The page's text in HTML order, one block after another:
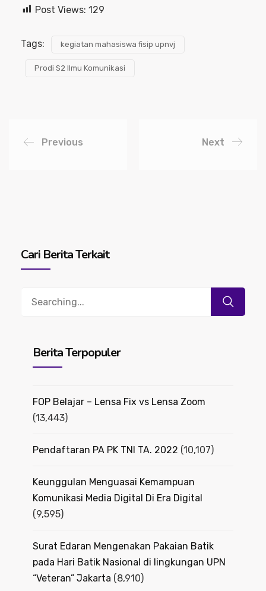
Post Views: 129
Tags: kegiatan mahasiswa fisip upnvj
Prodi S2 Ilmu Komunikasi
Previous Next
Cari Berita Terkait
Berita Terpopuler
FOP Belajar – Lensa Fix vs Lensa Zoom
(13,443)
Pendaftaran PA PK TNI TA. 2022 (10,107)
Keunggulan Menguasai Kemampuan
Komunikasi Media Digital Di Era Digital
(9,595)
Surat Edaran Mengenakan Pakaian Batik
pada Hari Batik Nasional di lingkungan UPN
“Veteran” Jakarta (8,910)